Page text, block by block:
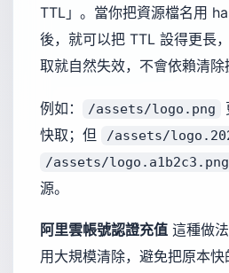
TTL」。當你把資源檔名用
後，就可以把 TTL 設得更長
取就自然失效，不會依賴清除
例如： /assets/logo.png
快取；但
/assets/
/assets/logo.a1b2c3.png
源。
阿里雲帳號認證充值 這種做
用大規模清除，避免把原本